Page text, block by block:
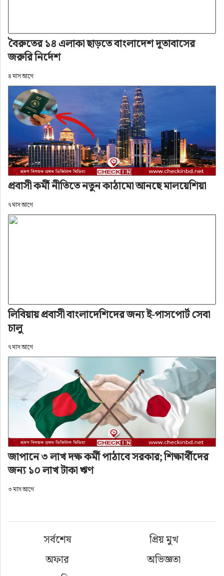
বৈরুতের ১৪ এলাকা ছাড়তে বাংলাদেশ দূতাবাসের
জরুরি নির্দেশ
৪ মাস আগে
প্রবাসী কর্মী নীতিতে নতুন কাঠামো আনছে মালয়েশিয়া
৭ মাস আগে
লিবিয়ায় প্রবাসী বাংলাদেশিদের জন্য ই-পাসপোর্ট সেবা
চালু
৭ মাস আগে
জাপানে ৩ লাখ দক্ষ কর্মী পাঠাবে সরকার; শিক্ষার্থীদের
জন্য ১০ লাখ টাকা ঋণ
৩ মাস আগে
সর্বশেষ
প্রিয় মুখ
অফার
অভিজ্ঞতা